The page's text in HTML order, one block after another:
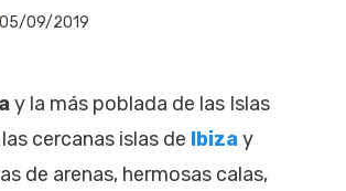
05/09/2019
y la más poblada de las Islas
cercanas islas de Ibizay
de arenas, hermosas calas,